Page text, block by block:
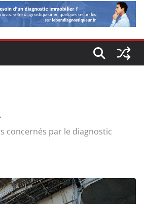
concernés par le diagnostic